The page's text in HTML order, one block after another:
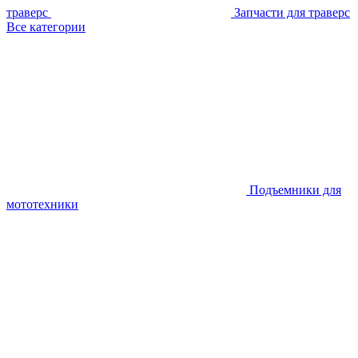
траверс
Запчасти для траверс
Все категории
Подъемники для
мототехники